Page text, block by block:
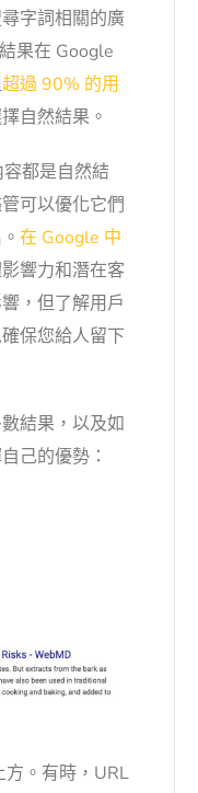
字詞相關的廣
果在 Google
超過 90% 的用
自然結果。
都是自然結
可以優化它們
在 Google 中
響力和潛在客
，但了解用戶
保您給人留下
結果，以及如
己的優勢：
方。有時，URL